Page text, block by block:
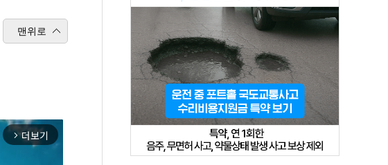
맨위로
arrow_forward_ios 더보기